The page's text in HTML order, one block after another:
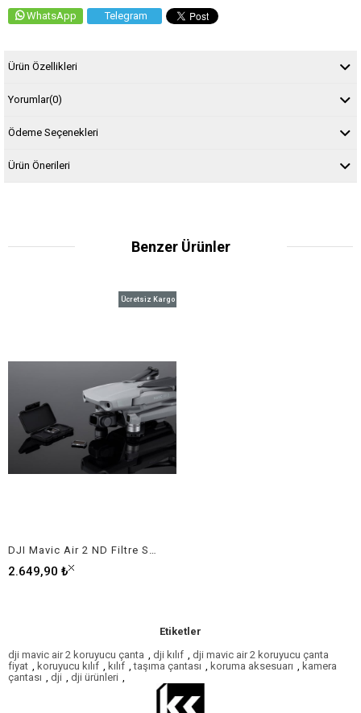
WhatsApp Telegram
Ürün Özellikleri
Yorumlar(0)
Ödeme Seçenekleri
Ürün Önerileri
Benzer Ürünler
2.649,90 ₺
Ücretsiz Kargo
Etiketler
dji mavic air 2 koruyucu çanta
dji kılıf
dji mavic air 2 koruyucu çanta
fiyat
koruyucu kılıf kılıf taşıma çantası koruma aksesuarı
kamera
çantası
dji dji ürünleri